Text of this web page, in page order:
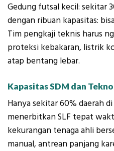
Gedung futsal kecil: sekitar
dengan ribuan kapasitas:
Tim pengkaji teknis harus
proteksi kebakaran, listrik
atap bentang lebar.
Kapasitas SDM dan
Hanya sekitar 60% daerah
menerbitkan SLF tepat
kekurangan tenaga ahli
manual, antrean panjang